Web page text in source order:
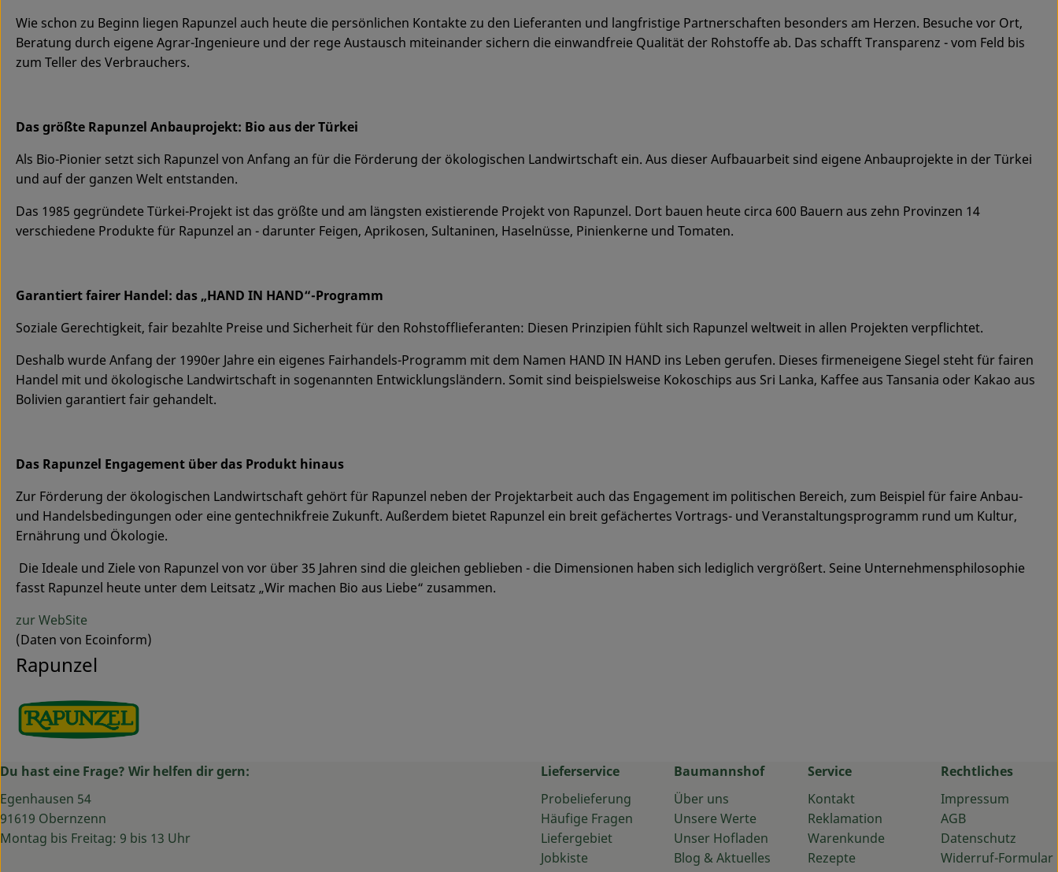
Wie schon zu Beginn liegen Rapunzel auch heute die persönlichen Kontakte zu den Lieferanten und langfristige Partnerschaften besonders am Herzen. Besuche vor Ort,
Beratung durch eigene Agrar-Ingenieure und der rege Austausch miteinander sichern die einwandfreie Qualität der Rohstoffe ab. Das schafft Transparenz - vom Feld bis
zum Teller des Verbrauchers.
Das größte Rapunzel Anbauprojekt: Bio aus der Türkei
Als Bio-Pionier setzt sich Rapunzel von Anfang an für die Förderung der ökologischen Landwirtschaft ein. Aus dieser Aufbauarbeit sind eigene Anbauprojekte in der Türkei
und auf der ganzen Welt entstanden.
Das 1985 gegründete Türkei-Projekt ist das größte und am längsten existierende Projekt von Rapunzel. Dort bauen heute circa 600 Bauern aus zehn Provinzen 14
verschiedene Produkte für Rapunzel an - darunter Feigen, Aprikosen, Sultaninen, Haselnüsse, Pinienkerne und Tomaten.
Garantiert fairer Handel: das „HAND IN HAND“-Programm
Soziale Gerechtigkeit, fair bezahlte Preise und Sicherheit für den Rohstofflieferanten: Diesen Prinzipien fühlt sich Rapunzel weltweit in allen Projekten verpflichtet.
Deshalb wurde Anfang der 1990er Jahre ein eigenes Fairhandels-Programm mit dem Namen HAND IN HAND ins Leben gerufen. Dieses firmeneigene Siegel steht für fairen
Handel mit und ökologische Landwirtschaft in sogenannten Entwicklungsländern. Somit sind beispielsweise Kokoschips aus Sri Lanka, Kaffee aus Tansania oder Kakao aus
Bolivien garantiert fair gehandelt.
Das Rapunzel Engagement über das Produkt hinaus
Zur Förderung der ökologischen Landwirtschaft gehört für Rapunzel neben der Projektarbeit auch das Engagement im politischen Bereich, zum Beispiel für faire Anbau-
und Handelsbedingungen oder eine gentechnikfreie Zukunft. Außerdem bietet Rapunzel ein breit gefächertes Vortrags- und Veranstaltungsprogramm rund um Kultur,
Ernährung und Ökologie.
Die Ideale und Ziele von Rapunzel von vor über 35 Jahren sind die gleichen geblieben - die Dimensionen haben sich lediglich vergrößert. Seine Unternehmensphilosophie
fasst Rapunzel heute unter dem Leitsatz „Wir machen Bio aus Liebe“ zusammen.
zur WebSite
(Daten von Ecoinform)
Rapunzel
Du hast eine Frage? Wir helfen dir gern:
Egenhausen 54
91619 Obernzenn
Montag bis Freitag: 9 bis 13 Uhr
Lieferservice
Probelieferung
Häufige Fragen
Liefergebiet
Jobkiste
Baumannshof
Über uns
Unsere Werte
Unser Hofladen
Blog & Aktuelles
Service
Kontakt
Reklamation
Warenkunde
Rezepte
Rechtliches
Impressum
AGB
Datenschutz
Widerruf-Formular